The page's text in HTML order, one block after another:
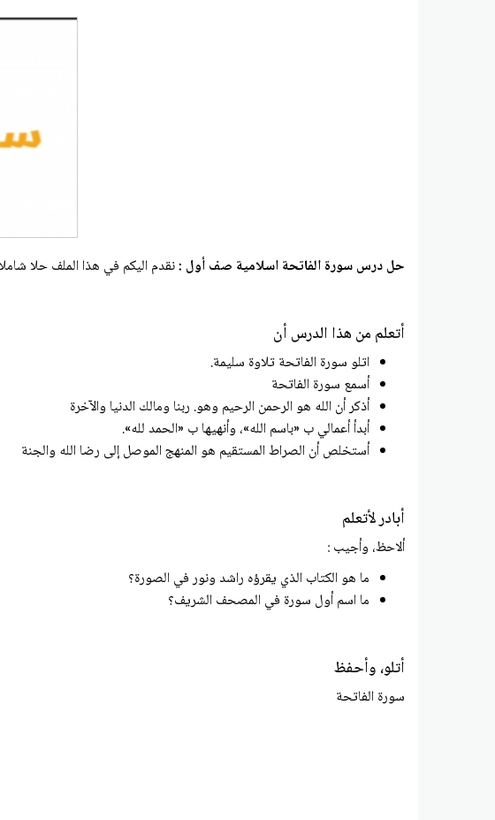
حل درس سورة الفاتحة اسلامية صف أول :نقدم اليكم في هذا الملف حلا
أتعلم من هذا الدرس أن
اتلو سورة الفاتحة تلاوة سليمة.
أسمع سورة الفاتحة
أذكر أن الله هو الرحمن الرحيم وهو. ربنا ومالك الدنيا والآخرة
أبدأ أعمالي ب «باسم الله»، وأنهيها ب «الحمد لله».
أستخلص أن الصراط المستقيم هو المنهج الموصل إلى رضا الله والجنة
أبادر لأتعلم
ألاحظ، وأجيب :
ما هو الكتاب الذي يقرؤه راشد ونور في الصورة؟
ما اسم أول سورة في المصحف الشريف؟
أتلو، وأحفظ
سورة الفاتحة